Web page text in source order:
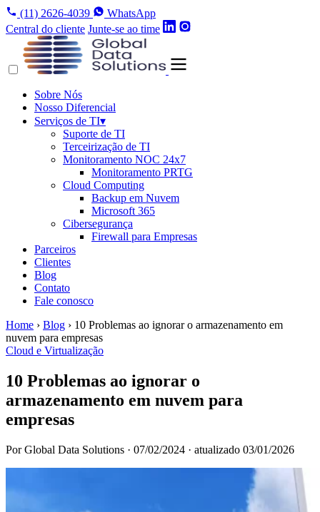
(11) 2626-4039
WhatsApp
Central do cliente Junte-se ao time
Sobre Nós
Nosso Diferencial
Serviços de TI▾
Suporte de TI
Terceirização de TI
Monitoramento NOC 24x7
Monitoramento PRTG
Cloud Computing
Backup em Nuvem
Microsoft 365
Cibersegurança
Firewall para Empresas
Parceiros
Clientes
Blog
Contato
Fale conosco
Home › Blog › 10 Problemas ao ignorar o armazenamento em
nuvem para empresas
Cloud e Virtualização
10 Problemas ao ignorar o
armazenamento em nuvem para
empresas
Por Global Data Solutions · 07/02/2024 · atualizado 03/01/2026